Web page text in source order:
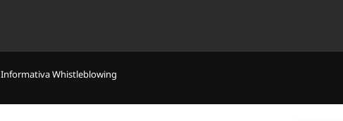
Informativa Whistleblowing